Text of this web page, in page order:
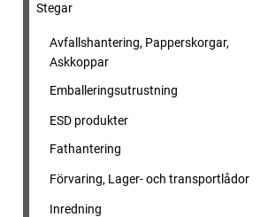
Stegar
Avfallshantering, Papperskorgar,
Askkoppar
Emballeringsutrustning
ESD produkter
Fathantering
Förvaring, Lager- och transportlådor
Inredning